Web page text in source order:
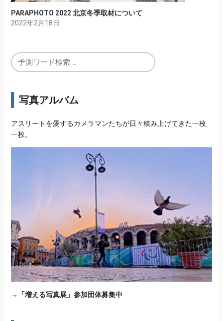
PARAPHOTO 2022 北京冬季取材について
2022年2月18日
写真アルバム
アスリートを愛するカメラマンたちが日々積み上げてきた一枚
一枚。
→ 「増える写真展」参加団体募集中